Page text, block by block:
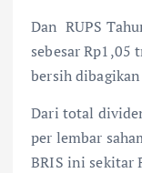
Dan RUPS
sebesar
bersih dibagikan
Dari total
per lembar
BRIS ini sekitar